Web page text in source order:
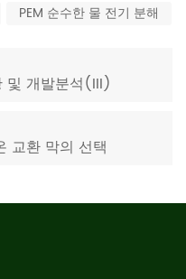
PEM 순수한 물 전기 분해
및 개발분석(III)
교환 막의 선택